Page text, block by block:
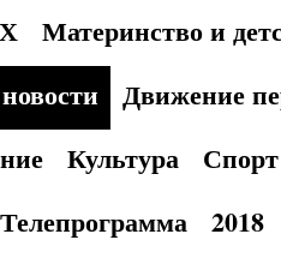
Материнство и
Движение
Культура
Спорт
Телепрограмма 2018